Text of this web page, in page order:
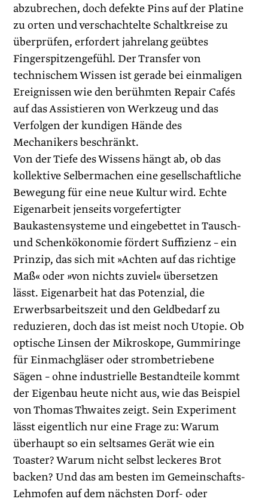
abzubrechen, doch defekte Pins auf der Platine
zu orten und verschachtelte Schaltkreise zu
überprüfen, erfordert jahre­lang geübtes
Fingerspitzengefühl. Der Transfer von
technischem Wissen ist gerade bei einmaligen
Ereignissen wie den berühmten Repair Cafés
auf das Assistieren von Werkzeug und das
Verfolgen der kundigen Hände des
Mechanikers beschränkt.
Von der Tiefe des Wissens hängt ab, ob das
kollektive Selbermachen eine gesellschaftliche
Bewegung für eine neue Kultur wird. Echte
Eigenarbeit jenseits vorgefertigter
Baukastensysteme und eingebettet in Tausch-
und Schenkökonomie fördert Suffizienz – ein
Prinzip, das sich mit »Achten auf das richtige
Maß« oder »von nichts zuviel« übersetzen
lässt. Eigenarbeit hat das Potenzial, die
Erwerbsarbeitszeit und den Geldbedarf zu
reduzieren, doch das ist meist noch Utopie. Ob
optische Linsen der Mikro­skope, Gummiringe
für Einmachgläser oder strombetriebene
Sägen – ohne industrielle Bestandteile kommt
der Eigenbau heute nicht aus, wie das Beispiel
von Thomas Thwaites zeigt. Sein Experiment
lässt eigentlich nur eine Frage zu: Warum
überhaupt so ein seltsames Gerät wie ein
Toaster? Warum nicht selbst leckeres Brot
backen? Und das am besten im Gemeinschafts-
Lehmofen auf dem nächsten Dorf- oder